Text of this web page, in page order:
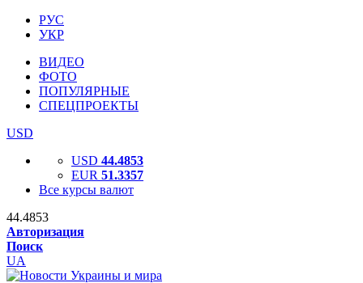
РУС
УКР
ВИДЕО
ФОТО
ПОПУЛЯРНЫЕ
СПЕЦПРОЕКТЫ
USD
USD 44.4853
EUR 51.3357
Все курсы валют
44.4853
Авторизация
Поиск
UA